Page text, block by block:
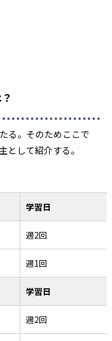
る。そのためここで
として紹介する。
学習日
週2回
週1回
学習日
週2回